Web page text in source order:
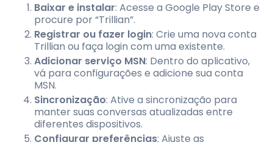
Baixar e instalar: Acesse a Google Play Store e
procure por “Trillian”.
Registrar ou fazer login: Crie uma nova conta
Trillian ou faça login com uma existente.
Adicionar serviço MSN: Dentro do aplicativo,
vá para configurações e adicione sua conta
MSN.
Sincronização: Ative a sincronização para
manter suas conversas atualizadas entre
diferentes dispositivos.
Configurar preferências: Ajuste as